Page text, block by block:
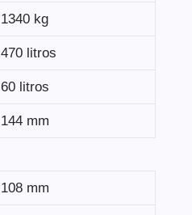
1340 kg
470 litros
60 litros
144 mm
108 mm